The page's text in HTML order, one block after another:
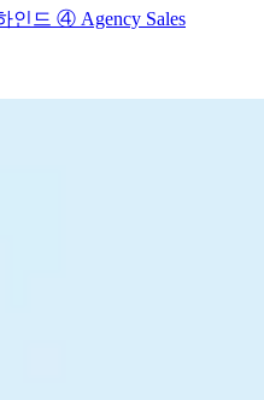
인드 ④ Agency Sales